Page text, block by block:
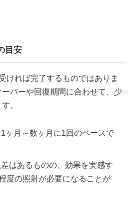
目安
ければ完了するものではありま
バーや回復期間に合わせて、少
。
ヶ月～数ヶ月に1回のペースで
はあるものの、効果を実感す
度の照射が必要になることが